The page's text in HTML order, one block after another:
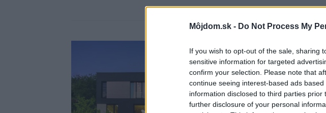
Môjdom.sk - Do Not Process My
If you wish to opt-out of the sale, sharing
sensitive information for targeted
confirm your selection. Please note that
continue seeing interest-based ads
information disclosed to third parties
further disclosure of your personal
vily v
by ste,